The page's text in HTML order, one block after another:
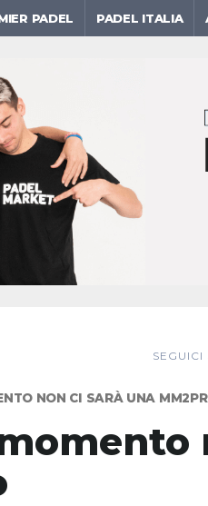
PADEL PADEL ITALIA
SEGUICI
NON CI SARÀ UNA